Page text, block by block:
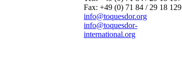
Fax: +49 (0) 71 84 / 29 18 129
info@toquesdor.org
info@toquesdor-
international.org